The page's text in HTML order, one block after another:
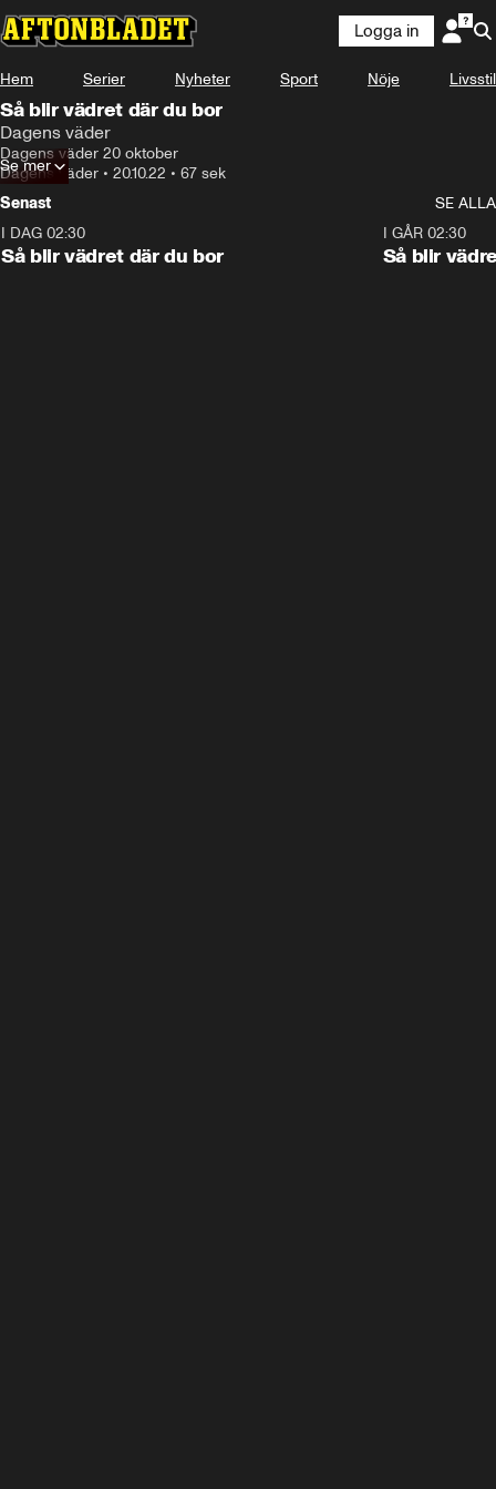
Logga in
Hem Serier Nyheter Sport Nöje Livsstil
Så blir vädret där du bor
Dagens väder
Dagens väder 20 oktober
Dagens väder • 20.10.22 • 67 sek
Se mer
Senast
SE ALLA
I DAG 02:30
Så blir vädret där du bor
I GÅR 02:30
Så blir